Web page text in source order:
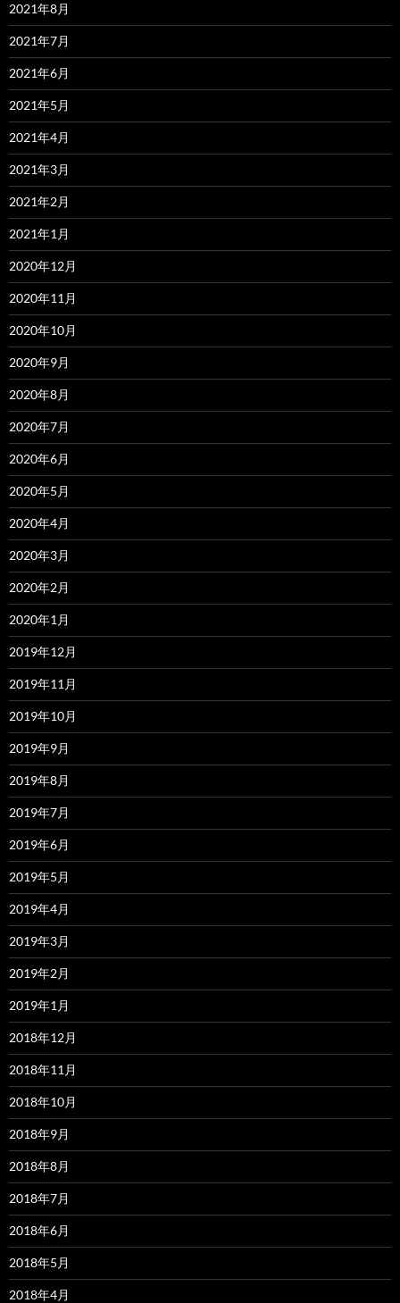
2021年8月
2021年7月
2021年6月
2021年5月
2021年4月
2021年3月
2021年2月
2021年1月
2020年12月
2020年11月
2020年10月
2020年9月
2020年8月
2020年7月
2020年6月
2020年5月
2020年4月
2020年3月
2020年2月
2020年1月
2019年12月
2019年11月
2019年10月
2019年9月
2019年8月
2019年7月
2019年6月
2019年5月
2019年4月
2019年3月
2019年2月
2019年1月
2018年12月
2018年11月
2018年10月
2018年9月
2018年8月
2018年7月
2018年6月
2018年5月
2018年4月